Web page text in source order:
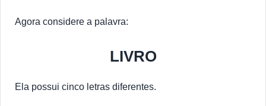
Agora considere a palavra:
LIVRO
Ela possui cinco letras diferentes.